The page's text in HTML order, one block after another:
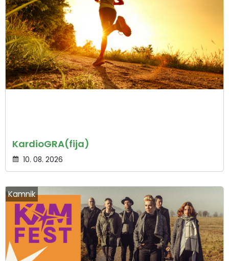
KardioGRA(fija)
10. 08. 2026
Kamnik